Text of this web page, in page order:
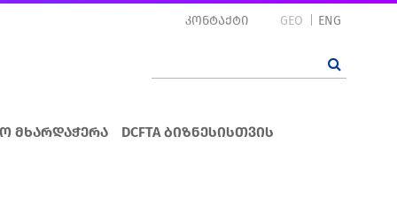
კონტაქტი GEO ENG
მხარდაჭერა DCFTA ბიზნესისთვის